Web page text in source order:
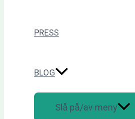
PRESS
BLOG
Slå på/av meny